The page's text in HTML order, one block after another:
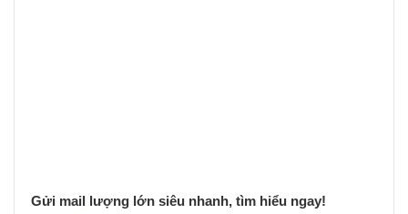
Gửi mail lượng lớn siêu nhanh, tìm hiểu ngay!